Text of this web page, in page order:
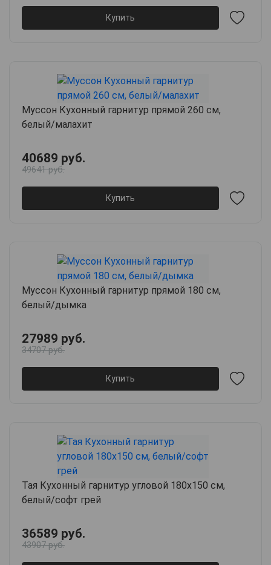
Купить
Муссон Кухонный гарнитур прямой 260 см,
белый/малахит
40689 руб.
49641 руб.
Купить
Муссон Кухонный гарнитур прямой 180 см,
белый/дымка
27989 руб.
34707 руб.
Купить
Тая Кухонный гарнитур угловой 180х150 см,
белый/софт грей
36589 руб.
43907 руб.